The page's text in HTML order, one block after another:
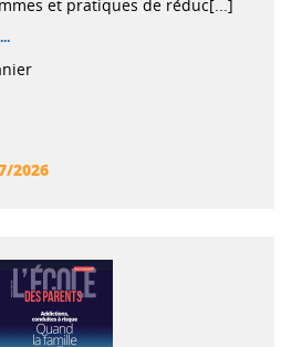
et pratiques de réduc[...]
2026